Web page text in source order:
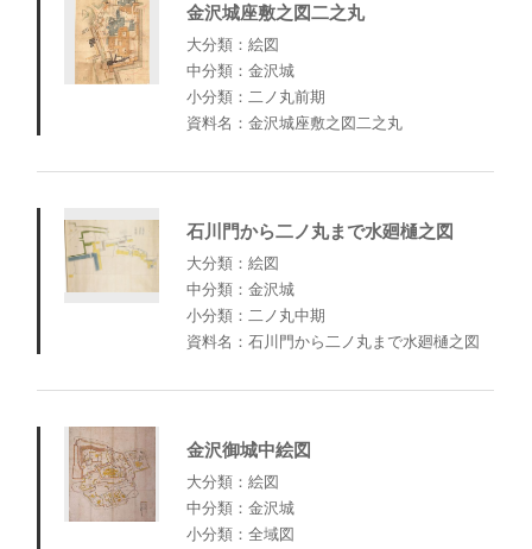
金沢城座敷之図二之丸
大分類：絵図
中分類：金沢城
小分類：二ノ丸前期
資料名：金沢城座敷之図二之丸
石川門から二ノ丸まで水廻樋之図
大分類：絵図
中分類：金沢城
小分類：二ノ丸中期
資料名：石川門から二ノ丸まで水廻樋之図
金沢御城中絵図
大分類：絵図
中分類：金沢城
小分類：全域図